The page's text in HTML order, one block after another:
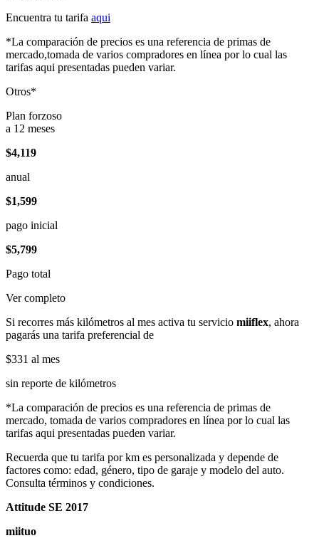
Encuentra tu tarifa aqui
*La comparación de precios es una referencia de primas de
mercado,tomada de varios compradores en línea por lo cual las
tarifas aqui presentadas pueden variar.
Otros*
Plan forzoso
a 12 meses
$4,119
anual
$1,599
pago inicial
$5,799
Pago total
Ver completo
Si recorres más kilómetros al mes activa tu servicio miiflex, ahora
pagarás una tarifa preferencial de
$331 al mes
sin reporte de kilómetros
*La comparación de precios es una referencia de primas de
mercado, tomada de varios compradores en línea por lo cual las
tarifas aqui presentadas pueden variar.
Recuerda que tu tarifa por km es personalizada y depende de
factores como: edad, género, tipo de garaje y modelo del auto.
Consulta términos y condiciones.
Attitude SE 2017
miituo